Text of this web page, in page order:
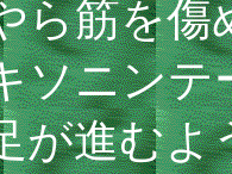
ら筋を
ソニンテ
が進むよ